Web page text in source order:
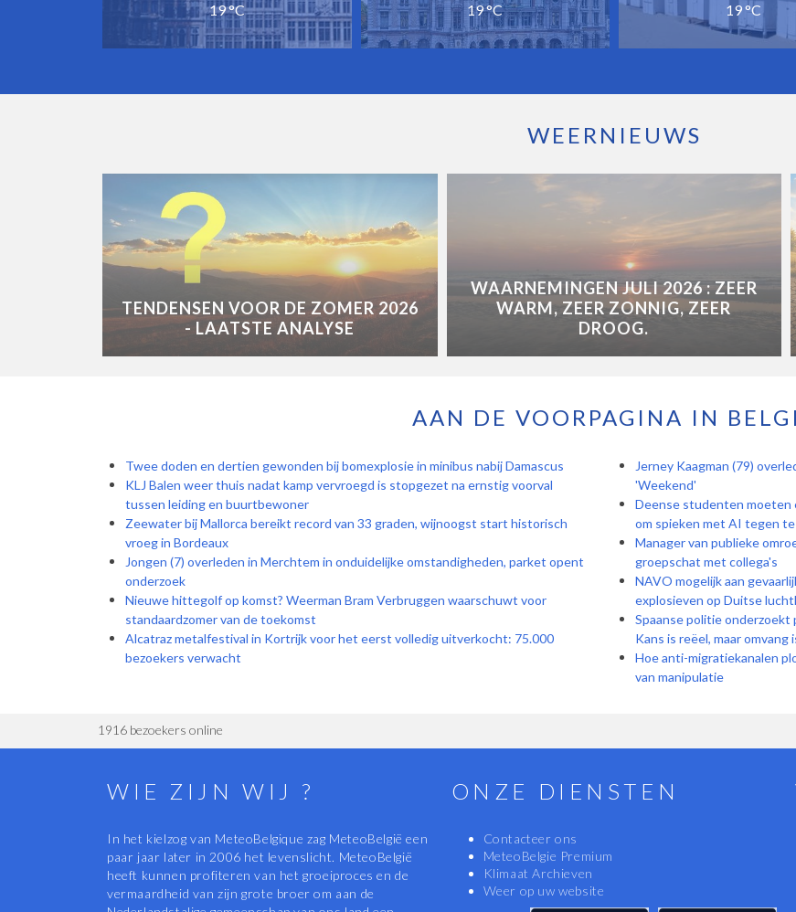
19 °C 19 °C 19 °C
WEERNIEUWS
TENDENSEN VOOR DE ZOMER 2026
- LAATSTE ANALYSE
WAARNEMINGEN JULI 2026 : ZEER
WARM, ZEER ZONNIG, ZEER
DROOG.
AAN DE VOORPAGINA IN
Twee doden en dertien gewonden bij bomexplosie in minibus nabij Damascus
KLJ Balen weer thuis nadat kamp vervroegd is stopgezet na ernstig voorval
tussen leiding en buurtbewoner
Zeewater bij Mallorca bereikt record van 33 graden, wijnoogst start historisch
vroeg in Bordeaux
Jongen (7) overleden in Merchtem in onduidelijke omstandigheden, parket opent
onderzoek
Nieuwe hittegolf op komst? Weerman Bram Verbruggen waarschuwt voor
standaardzomer van de toekomst
Alcatraz metalfestival in Kortrijk voor het eerst volledig uitverkocht: 75.000
bezoekers verwacht
Jerney Kaagman (79)
'Weekend'
Deense studenten moeten
om spieken met AI tegen te
Manager van publieke
groepschat met collega's
NAVO mogelijk aan
explosieven op Duitse
Spaanse politie onderzoekt
Kans is reëel, maar omvang
Hoe anti-migratiekanalen
van manipulatie
1916 bezoekers online
WIE ZIJN WIJ ?
In het kielzog van MeteoBelgique zag MeteoBelgië een
paar jaar later in 2006 het levenslicht. MeteoBelgië
heeft kunnen profiteren van het groeiproces en de
vermaardheid van zijn grote broer om aan de
ONZE DIENSTEN
Contacteer ons
MeteoBelgie Premium
Klimaat Archieven
Weer op uw website